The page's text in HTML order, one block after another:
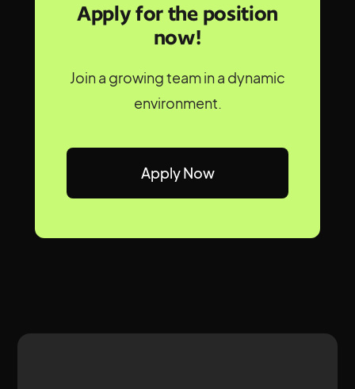
Apply for the position
now!
Join a growing team in a dynamic
environment.
Apply Now